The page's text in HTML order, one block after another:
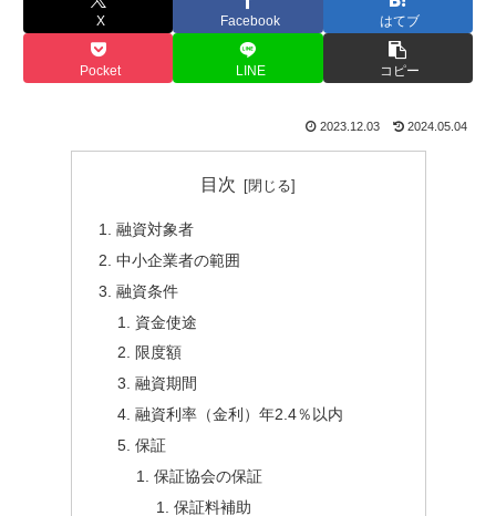
X Facebook はてブ
Pocket LINE コピー
2023.12.03 2024.05.04
目次
融資対象者
中小企業者の範囲
融資条件
資金使途
限度額
融資期間
融資利率（金利）年2.4％以内
保証
保証協会の保証
保証料補助